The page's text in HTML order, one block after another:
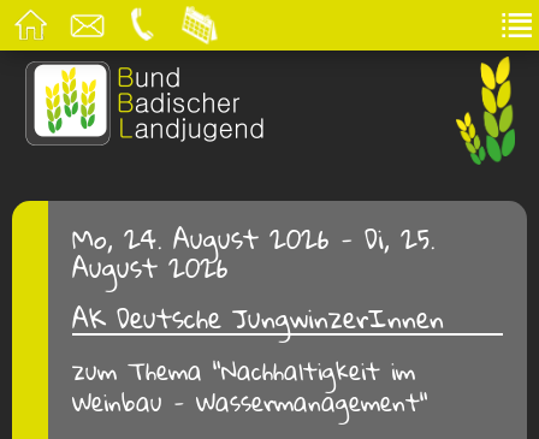
Mo, 24. August 2026 - Di, 25.
August 2026
AK Deutsche JungwinzerInnen
zum Thema "Nachhaltigkeit im
Weinbau - Wassermanagement"